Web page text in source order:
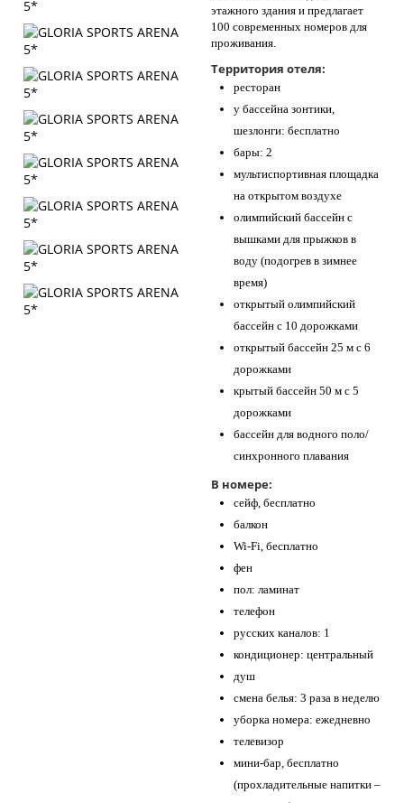
этажного здания и предлагает
100 современных номеров для
проживания.
Территория отеля:
ресторан
у бассейна зонтики,
шезлонги: бесплатно
бары: 2
мультиспортивная площадка
на открытом воздухе
олимпийский бассейн с
вышками для прыжков в
воду (подогрев в зимнее
время)
открытый олимпийский
бассейн с 10 дорожками
открытый бассейн 25 м с 6
дорожками
крытый бассейн 50 м с 5
дорожками
бассейн для водного поло/
синхронного плавания
В номере:
сейф, бесплатно
балкон
Wi-Fi, бесплатно
фен
пол: ламинат
телефон
русских каналов: 1
кондиционер: центральный
душ
смена белья: 3 раза в неделю
уборка номера: ежедневно
телевизор
мини-бар, бесплатно
(прохладительные напитки –